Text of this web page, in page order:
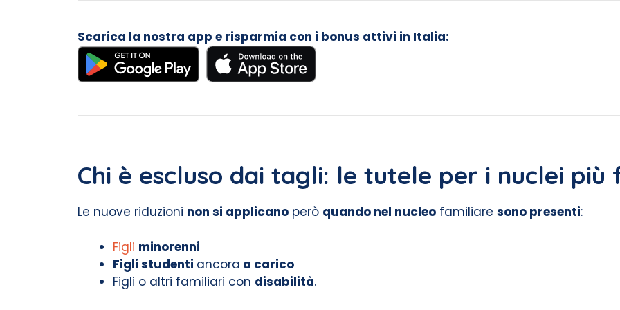
Scarica la nostra app e risparmia con i bonus attivi in Italia:
Chi è escluso dai tagli: le tutele per i nuclei più
Le nuove riduzioni non si applicano però quando nel nucleo familiare sono presenti:
Figli minorenni
Figli studenti ancora a carico
Figli o altri familiari con disabilità.